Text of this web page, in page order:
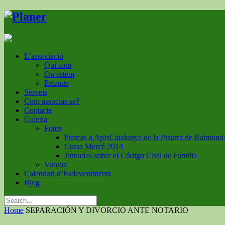
L’associació
Qui som
On estem
Estatuts
Serveis
Com associar-se?
Contacte
Galeria
Fotos
Premio a ApfsCatalunya de la Pizarra de
Cursa Mercé 2014
Jornadas sobre el Código Civil de Familia
Videos
Calendari d’Esdeveniments
Blog
Home SEPARACIÓN Y DIVORCIO ANTE NOTARIO